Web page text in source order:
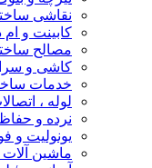
نقاشی
کابینت و
مصالح
کاشی و
خدمات
لوله ،
نرده و
یونولیت و
ماشین آلات